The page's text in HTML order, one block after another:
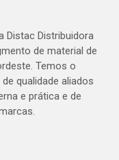
Distac Distribuidora
de material de
Temos o
qualidade aliados
e prática e de